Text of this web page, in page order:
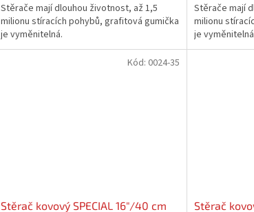
Stěrače mají dlouhou životnost, až 1,5
milionu stíracích pohybů, grafitová gumička
je vyměnitelná.
Stěrače mají
milionu
je
Stěrač kovový SPECIAL 16"/40 cm
Kód: 0024-35
Stěrač